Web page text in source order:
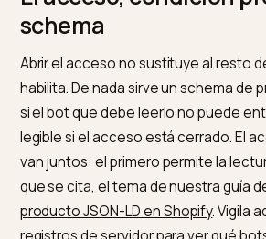
Shopify genera tu archivo
permite editar la plantilla
tema para añadir o quitar reglas
forma explícita los User-agent
luego el resultado abriendo tu-
confirma que ninguna regla
un bot de búsqueda útil. Esta